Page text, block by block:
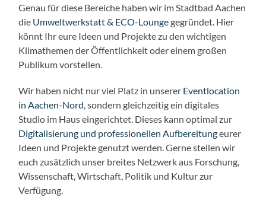
Genau für diese Bereiche haben wir im Stadtbad Aachen
die Umweltwerkstatt & ECO-Loungegegründet. Hier
könnt Ihr eure Ideen und Projekte zu den wichtigen
Klimathemen der Öffentlichkeit oder einem großen
Publikum vorstellen.
Wir haben nicht nur viel Platz in unserer Eventlocation
in Aachen-Nord , sondern gleichzeitig ein digitales
Studio im Haus eingerichtet. Dieses kann optimal zur
Digitalisierung und professionellen Aufbereitungeurer
Ideen und Projekte genutzt werden. Gerne stellen wir
euch zusätzlich unser breites Netzwerk aus Forschung,
Wissenschaft, Wirtschaft, Politik und Kultur zur
Verfügung.